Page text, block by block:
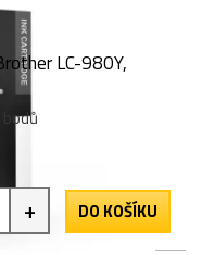
LC-980Y,
+ DO KOŠÍKU